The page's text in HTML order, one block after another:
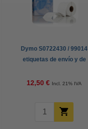
Dymo S0722430 / 99014
etiquetas de envío y de
12,50 € Incl. 21% IVA